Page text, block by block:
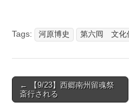
Tags: 河原博史 第六囘 文化
Post
navigation
← 【9/23】西郷南州留魂祭
斎行される